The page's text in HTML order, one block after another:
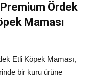
Ördek
Maması
Etli Köpek Maması,
bir kuru ürüne